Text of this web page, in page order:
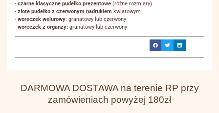
- czarne klasyczne pudełko prezentowe (różne rozmiary)
- złote pudełko z czerwonym nadrukiem kwiatowym
- woreczek welurowy: granatowy lub czerwony
- woreczek z organzy: granatowy lub czerwony
DARMOWA DOSTAWA na terenie RP przy
zamówieniach powyżej 180zł